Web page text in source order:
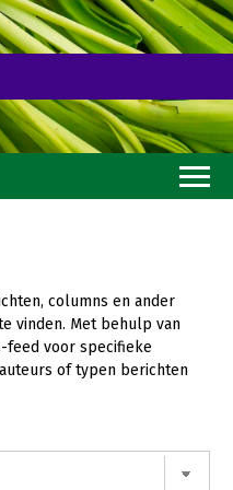
columns en ander
vinden. Met behulp van
feed voor specifieke
of typen berichten